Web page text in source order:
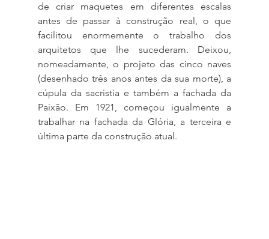
de criar maquetes em diferentes escalas
antes de passar à construção real, o que
facilitou enormemente o trabalho dos
arquitetos que lhe sucederam. Deixou,
nomeadamente, o projeto das cinco naves
(desenhado três anos antes da sua morte), a
cúpula da sacristia e também a fachada da
Paixão. Em 1921, começou igualmente a
trabalhar na fachada da Glória, a terceira e
última parte da construção atual.